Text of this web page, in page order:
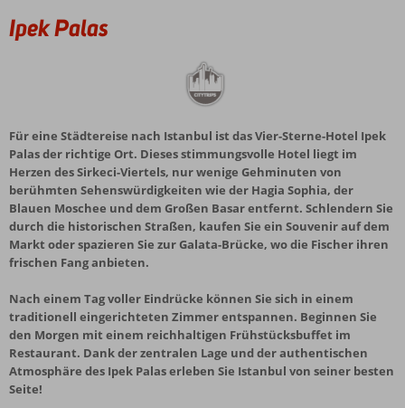
Ipek Palas
Für eine Städtereise nach Istanbul ist das Vier-Sterne-Hotel Ipek
Palas der richtige Ort. Dieses stimmungsvolle Hotel liegt im
Herzen des Sirkeci-Viertels, nur wenige Gehminuten von
berühmten Sehenswürdigkeiten wie der Hagia Sophia, der
Blauen Moschee und dem Großen Basar entfernt. Schlendern Sie
durch die historischen Straßen, kaufen Sie ein Souvenir auf dem
Markt oder spazieren Sie zur Galata-Brücke, wo die Fischer ihren
frischen Fang anbieten.
Nach einem Tag voller Eindrücke können Sie sich in einem
traditionell eingerichteten Zimmer entspannen. Beginnen Sie
den Morgen mit einem reichhaltigen Frühstücksbuffet im
Restaurant. Dank der zentralen Lage und der authentischen
Atmosphäre des Ipek Palas erleben Sie Istanbul von seiner besten
Seite!